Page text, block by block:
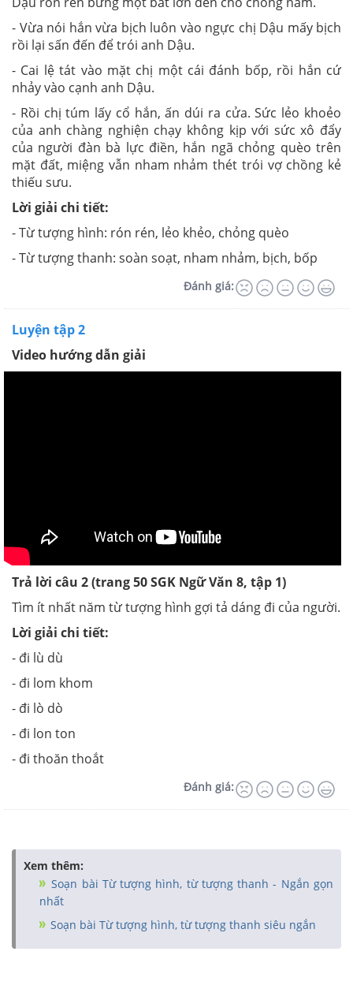
- Vừa nói hắn vừa bịch luôn vào ngực chị Dậu mấy bịch
rồi lại sấn đến để trói anh Dậu.
- Cai lệ tát vào mặt chị một cái đánh bốp, rồi hắn cứ
nhảy vào cạnh anh Dậu.
- Rồi chị túm lấy cổ hắn, ấn dúi ra cửa. Sức lẻo khoẻo
của anh chàng nghiện chạy không kịp với sức xô đẩy
của người đàn bà lực điền, hắn ngã chỏng quèo trên
mặt đất, miệng vẫn nham nhảm thét trói vợ chồng kẻ
thiếu sưu.
Lời giải chi tiết:
- Từ tượng hình: rón rén, lẻo khẻo, chỏng quèo
- Từ tượng thanh: soàn soạt, nham nhảm, bịch, bốp
Đánh giá:
Luyện tập 2
Video hướng dẫn giải
Trả lời câu 2 (trang 50 SGK Ngữ Văn 8, tập 1)
Tìm ít nhất năm từ tượng hình gợi tả dáng đi của người.
Lời giải chi tiết:
- đi lù dù
- đi lom khom
- đi lò dò
- đi lon ton
- đi thoăn thoắt
Đánh giá:
Xem thêm:
Soạn bài Từ tượng hình, từ tượng thanh - Ngắn gọn
nhất
Soạn bài Từ tượng hình, từ tượng thanh siêu ngắn